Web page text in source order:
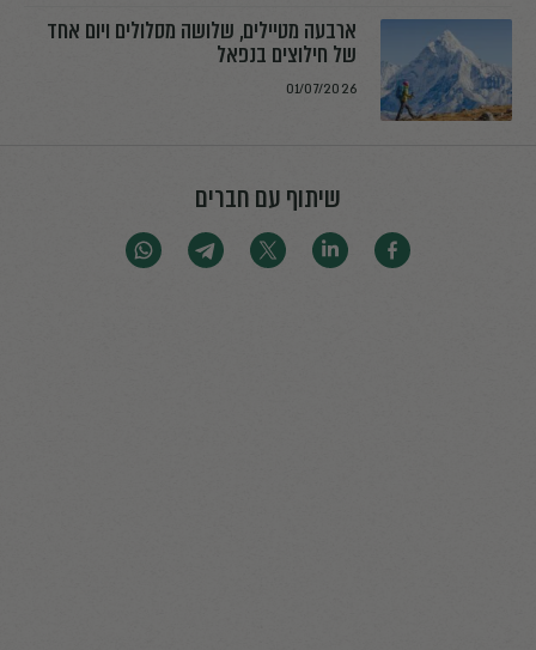
ארבעה מטיילים, שלושה מסלולים ויום אחד
של חילוצים בנפאל
01/07/2026
שיתוף עם חברים